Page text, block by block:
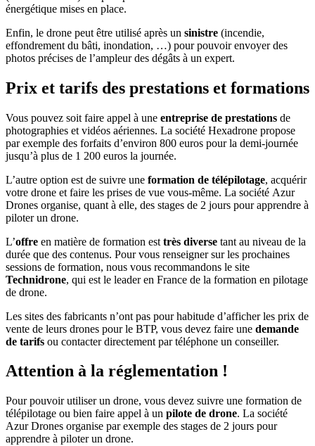
énergétique mises en place.
Enfin, le drone peut être utilisé après un sinistre (incendie,
effondrement du bâti, inondation, …) pour pouvoir envoyer des
photos précises de l’ampleur des dégâts à un expert.
Prix et tarifs des prestations et formations
Vous pouvez soit faire appel à une entreprise de prestations de
photographies et vidéos aériennes. La société Hexadrone propose
par exemple des forfaits d’environ 800 euros pour la demi-journée
jusqu’à plus de 1 200 euros la journée.
L’autre option est de suivre une formation de télépilotage, acquérir
votre drone et faire les prises de vue vous-même. La société Azur
Drones organise, quant à elle, des stages de 2 jours pour apprendre à
piloter un drone.
L’offre en matière de formation est très diverse tant au niveau de la
durée que des contenus. Pour vous renseigner sur les prochaines
sessions de formation, nous vous recommandons le site
Technidrone, qui est le leader en France de la formation en pilotage
de drone.
Les sites des fabricants n’ont pas pour habitude d’afficher les prix de
vente de leurs drones pour le BTP, vous devez faire une demande
de tarifs ou contacter directement par téléphone un conseiller.
Attention à la réglementation !
Pour pouvoir utiliser un drone, vous devez suivre une formation de
télépilotage ou bien faire appel à un pilote de drone. La société
Azur Drones organise par exemple des stages de 2 jours pour
apprendre à piloter un drone.